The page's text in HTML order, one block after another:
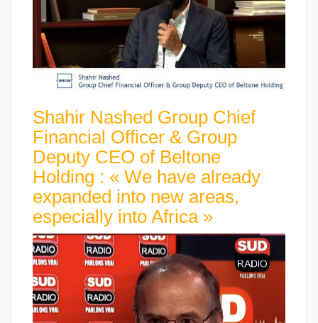
Shahir Nashed Group Chief
Financial Officer & Group
Deputy CEO of Beltone
Holding : « We have already
expanded into new areas,
especially into Africa »